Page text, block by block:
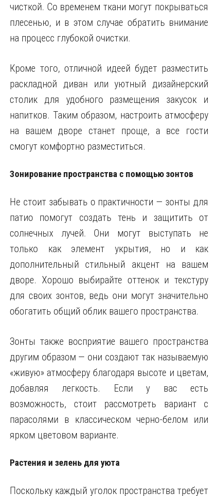
чисткой. Со временем ткани могут покрываться
плесенью, и в этом случае обратить внимание
на процесс глубокой очистки.
Кроме того, отличной идеей будет разместить
раскладной диван или уютный дизайнерский
столик для удобного размещения закусок и
напитков. Таким образом, настроить атмосферу
на вашем дворе станет проще, а все гости
смогут комфортно разместиться.
Зонирование пространства с помощью зонтов
Не стоит забывать о практичности — зонты для
патио помогут создать тень и защитить от
солнечных лучей. Они могут выступать не
только как элемент укрытия, но и как
дополнительный стильный акцент на вашем
дворе. Хорошо выбирайте оттенок и текстуру
для своих зонтов, ведь они могут значительно
обогатить общий облик вашего пространства.
Зонты также восприятие вашего пространства
другим образом — они создают так называемую
«живую» атмосферу благодаря высоте и цветам,
добавляя легкость. Если у вас есть
возможность, стоит рассмотреть вариант с
парасолями в классическом черно-белом или
ярком цветовом варианте.
Растения и зелень для уюта
Поскольку каждый уголок пространства требует